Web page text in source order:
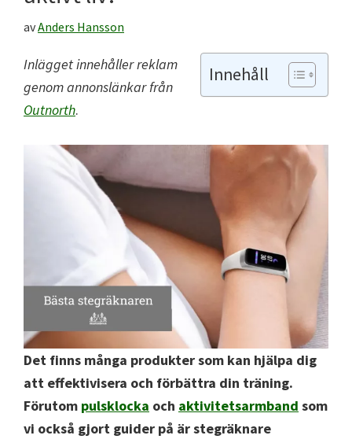
avAnders Hansson
Innehåll
Inlägget innehåller reklam
genom annonslänkar från
Outnorth.
Det finns många produkter som kan hjälpa dig
att effektivisera och förbättra din träning.
Förutom pulsklocka och aktivitetsarmband som
vi också gjort guider på är stegräknare